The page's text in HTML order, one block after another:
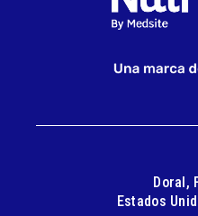
Doral,
Estados